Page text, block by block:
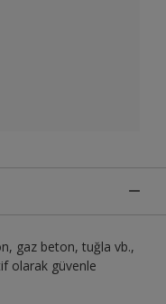
gaz beton, tuğla vb.,
olarak güvenle